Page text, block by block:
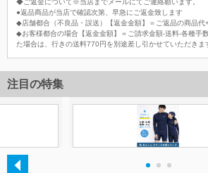
●返品商品が当店で確認次第、早急にご返金致します
◆店舗都合（不良品・誤送）【返金金額】＝ご返品の商品代
◆お客様都合の場合【返金金額】＝ご請求金額-送料-各種手
た場合は、行きの送料770円を別途差し引かせていただきま
注目の特集